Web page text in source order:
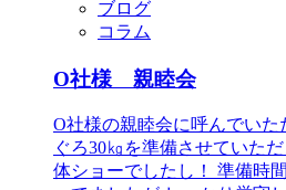
ブログ
コラム
O社様 親睦会
O社様の親睦会に呼んでいた
ぐろ30㎏を準備させていた
体ショーでしたし！ 準備時